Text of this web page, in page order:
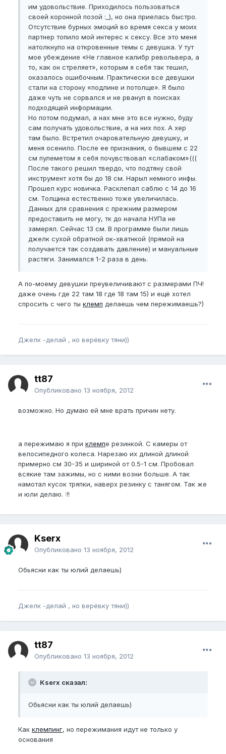
им удовольствие. Приходилось пользоваться
своей коронной позой :_), но она приелась быстро.
Отсутствие бурных эмоций во время секса у моих
партнер топило мой интерес к сексу. Все это меня
натолкнуло на откровенные темы с девушка. У тут
мое убеждение «Не главное калибр револьвера, а
то, как он стреляет», которым я себя так тешил,
оказалось ошибочным. Практически все девушки
стали на сторону «подлине и потолще». Я было
даже чуть не сорвался и не рванул в поисках
подходящей информации.
Но потом подумал, а нах мне это все нужно, буду
сам получать удовольствие, а на них пох. А хер
там было. Встретил очаровательную девушку, и
меня осенило. После ее признания, о бывшем с 22
см пулеметом я себя почувствовал «слабаком»(((
После такого решил твердо, что подтяну свой
инструмент хотя бы до 18 см. Нарыл немного инфы.
Прошел курс новичка. Расклепал саблю с 14 до 16
см. Толщина естественно тоже увеличилась.
Данных для сравнения с прежним размером
предоставить не могу, тк до начала НУПа не
замерял. Сейчас 13 см. В программе были лишь
джелк сухой обратной ок-хватнкой (прямой на
получается так создавать давление) и мануальные
растяги. Занимался 1-2 раза в день.
А по-моему девушки преувеличивают с размерами ПЧ!
даже очень где 22 там 18 где 18 там 15) и ещё хотел
спросить с чего ты клемп делаешь чем пережимаешь?)
Джелк -делай , но верёвку тяни))
tt87
Опубликовано 13 ноября, 2012
возможно. Но думаю ей мне врать причин нету.
а пережимаю я при клемпе резинкой. С камеры от
велосипедного колеса. Нарезаю их длиной длиной
примерно см 30-35 и шириной от 0.5-1 см. Пробовал
всякие там зажимы, но с ними возни больше. А так
намотал кусок тряпки, наверх резинку с танягом. Так же
и юли делаю. :!!
Kserx
Опубликовано 13 ноября, 2012
Обьясни как ты юлий делаешь)
Джелк -делай , но верёвку тяни))
tt87
Опубликовано 13 ноября, 2012
Kserx сказал:
Обьясни как ты юлий делаешь)
Как клемпинг, но пережимания идут не только у
основания